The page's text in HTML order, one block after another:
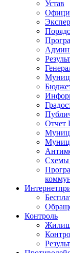
Устав
Отчет
Схемы
Интернет
Контроль